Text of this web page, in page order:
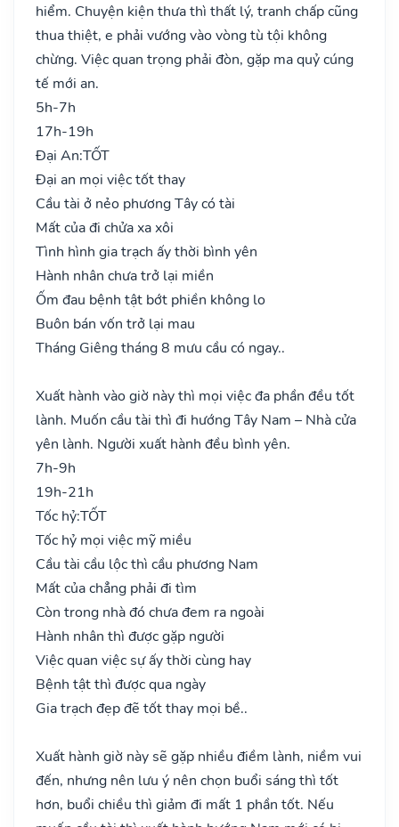
hiểm. Chuyện kiện thưa thì thất lý, tranh chấp cũng
thua thiệt, e phải vướng vào vòng tù tội không
chừng. Việc quan trọng phải đòn, gặp ma quỷ cúng
tế mới an.
5h-7h
17h-19h
Đại An:TỐT
Đại an mọi việc tốt thay
Cầu tài ở nẻo phương Tây có tài
Mất của đi chửa xa xôi
Tình hình gia trạch ấy thời bình yên
Hành nhân chưa trở lại miền
Ốm đau bệnh tật bớt phiền không lo
Buôn bán vốn trở lại mau
Tháng Giêng tháng 8 mưu cầu có ngay..
Xuất hành vào giờ này thì mọi việc đa phần đều tốt
lành. Muốn cầu tài thì đi hướng Tây Nam – Nhà cửa
yên lành. Người xuất hành đều bình yên.
7h-9h
19h-21h
Tốc hỷ:TỐT
Tốc hỷ mọi việc mỹ miều
Cầu tài cầu lộc thì cầu phương Nam
Mất của chẳng phải đi tìm
Còn trong nhà đó chưa đem ra ngoài
Hành nhân thì được gặp người
Việc quan việc sự ấy thời cùng hay
Bệnh tật thì được qua ngày
Gia trạch đẹp đẽ tốt thay mọi bề..
Xuất hành giờ này sẽ gặp nhiều điềm lành, niềm vui
đến, nhưng nên lưu ý nên chọn buổi sáng thì tốt
hơn, buổi chiều thì giảm đi mất 1 phần tốt. Nếu